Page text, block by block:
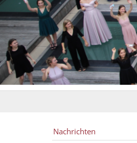
Nachrichten